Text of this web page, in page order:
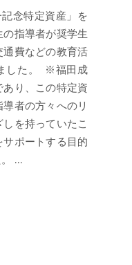
念特定資産」を
指導者が奨学生
通費などの教育活
した。 ※福田成
り、この特定資
者の方々へのリ
を持っていたこ
ポートする目的
...